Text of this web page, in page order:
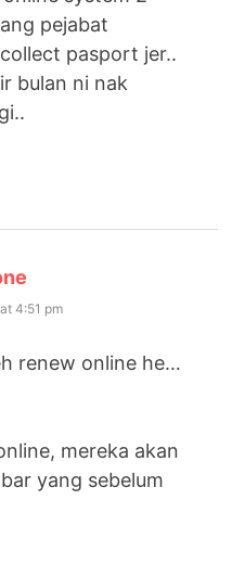
pejabat
pasport jer..
bulan ni nak
4:51 pm
renew online he…
mereka akan
yang sebelum